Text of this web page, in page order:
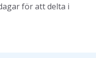
för att delta i